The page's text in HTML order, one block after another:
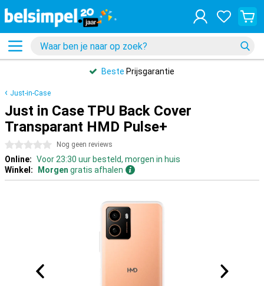
Beste Prijsgarantie
Just-in-Case
Just in Case TPU Back Cover
Transparant HMD Pulse+
0 sterren Nog geen reviews
Online: Voor 23:30 uur besteld, morgen in huis
Winkel:
Morgen gratis afhalen